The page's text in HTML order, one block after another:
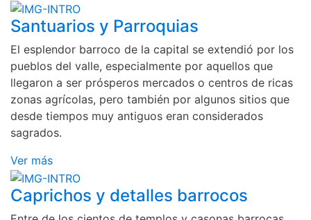
Santuarios y Parroquias
El esplendor barroco de la capital se extendió por los
pueblos del valle, especialmente por aquellos que
llegaron a ser prósperos mercados o centros de ricas
zonas agrícolas, pero también por algunos sitios que
desde tiempos muy antiguos eran considerados
sagrados.
Ver más
Caprichos y detalles barrocos